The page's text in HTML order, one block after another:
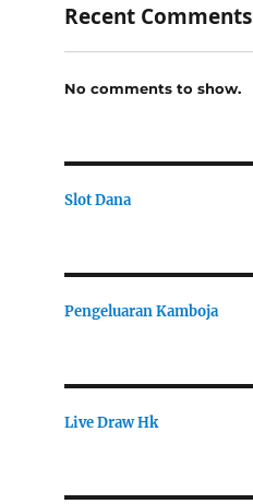
Recent Comments
No comments to show.
Slot Dana
Pengeluaran Kamboja
Live Draw Hk